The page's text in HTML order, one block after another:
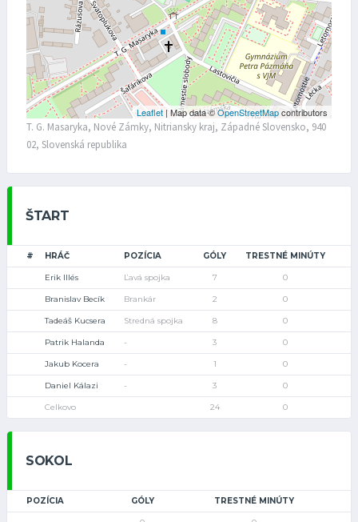
Leaflet| Map data ©OpenStreetMapcontributors
T. G. Masaryka, Nové Zámky, Nitriansky kraj, Západné Slovensko, 940
02, Slovenská republika
ŠTART
# HRÁČ POZÍCIA GÓLY TRESTNÉ MINÚTY
Erik Illés Ľavá spojka 7 0
Branislav Becík Brankár 2 0
Tadeáš Kucsera Stredná spojka 8 0
Patrik Halanda - 3 0
Jakub Kocera - 1 0
Daniel Kálazi - 3 0
Celkovo 24 0
SOKOL
POZÍCIA GÓLY TRESTNÉ MINÚTY